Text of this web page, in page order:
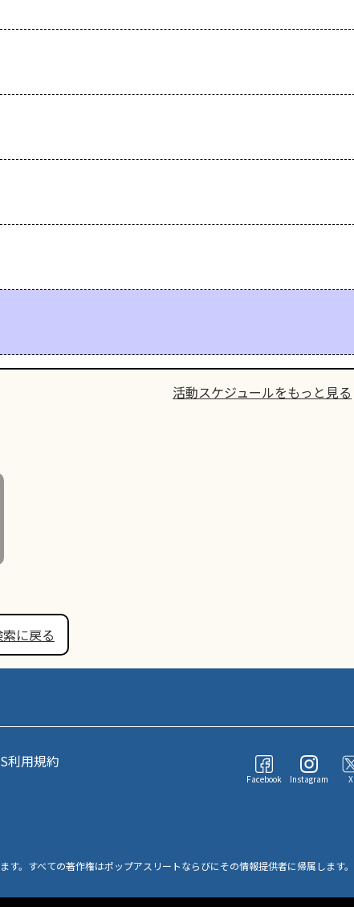
活動スケジュールをもっと見る
に戻る
利用規約
Facebook Instagram X
。すべての著作権はポップアスリートならびにその情報提供者に帰属します。